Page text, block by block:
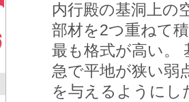
内行殿の基洞上の
部材を2つ重ねて
最も格式が高い。
急で平地が狭い弱
を与えるようにし